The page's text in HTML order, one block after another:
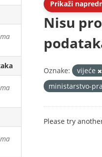
Prikaži
Nisu
Oznake: vijeće
ministarstvo-
Please try